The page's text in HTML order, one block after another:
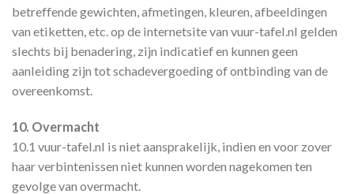
betreffende gewichten, afmetingen, kleuren, afbeeldingen
van etiketten, etc. op de internetsite van vuur-tafel.nl gelden
slechts bij benadering, zijn indicatief en kunnen geen
aanleiding zijn tot schadevergoeding of ontbinding van de
overeenkomst.
10. Overmacht
10.1 vuur-tafel.nl is niet aansprakelijk, indien en voor zover
haar verbintenissen niet kunnen worden nagekomen ten
gevolge van overmacht.